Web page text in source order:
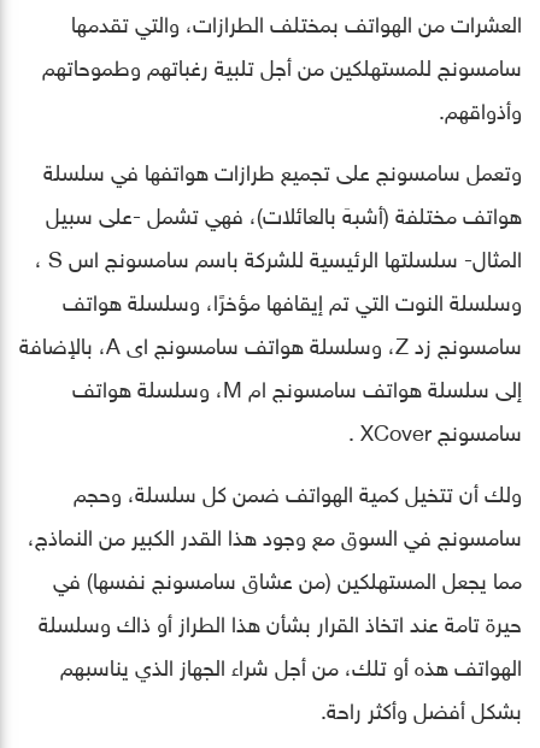
العشرات من الهواتف بمختلف الطرازات، والتي تقدمها
سامسونج للمستهلكين من أجل تلبية رغباتهم وطموحاتهم
وأذواقهم.
وتعمل سامسونج على تجميع طرازات هواتفها في سلسلة
هواتف مختلفة (أشبهَ بالعائلات)، فهي تشمل -على سبيل
المثال- سلسلتها الرئيسية للشركة باسم سامسونج اس S ،
وسلسلة النوت التي تم إيقافها مؤخرًا، وسلسلة هواتف
سامسونج زد Z، وسلسلة هواتف سامسونج اى A، بالإضافة
إلى سلسلة هواتف سامسونج ام M، وسلسلة هواتف
سامسونج XCover .
ولك أن تتخيل كمية الهواتف ضمن كل سلسلة، وحجم
سامسونج في السوق مع وجود هذا القدر الكبير من النماذج،
مما يجعل المستهلكين (من عشاق سامسونج نفسها) في
حيرة تامة عند اتخاذ القرار بشأن هذا الطراز أو ذاك وسلسلة
الهواتف هذه أو تلك، من أجل شراء الجهاز الذي يناسبهم
بشكل أفضل وأكثر راحة.